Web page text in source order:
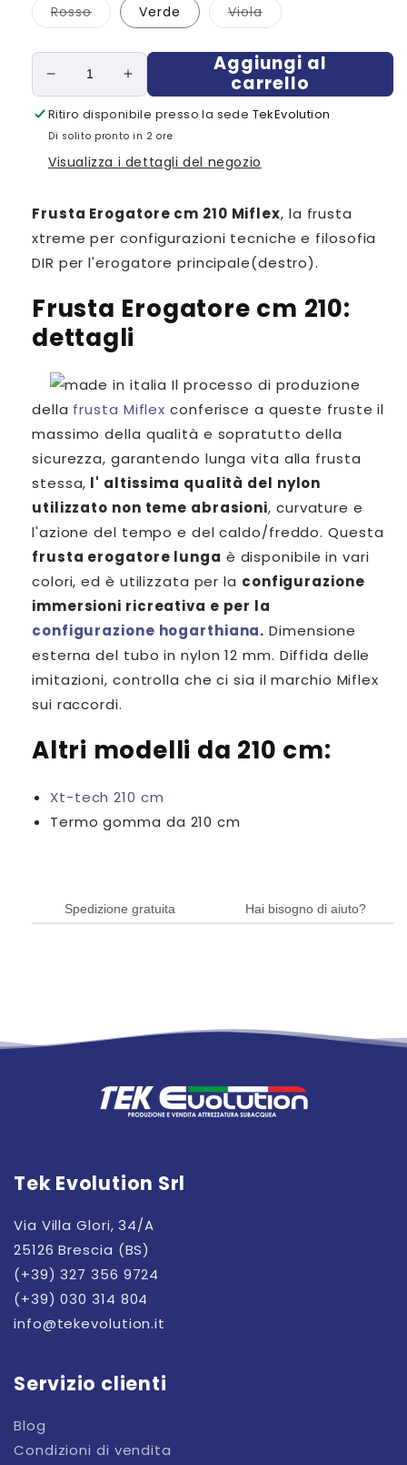
RossoVariante
esaurita
non
disponibile
Verde ViolaVariante
esaurita
non
disponibile
Diminuisci
quantità
per
Frusta
Erogatore
Aumenta
quantità
per
Frusta
Erogatore
Aggiungi al
carrello
Ritiro disponibile presso la sede TekEvolution
Di solito pronto in 2 ore
Visualizza i dettagli del negozio
Frusta Erogatore cm 210 Miflex, la frusta
xtreme per configurazioni tecniche e filosofia
DIR per l'erogatore principale(destro).
Frusta Erogatore cm 210:
dettagli
Il processo di produzione
della frusta Miflex conferisce a queste fruste il
massimo della qualità e sopratutto della
sicurezza, garantendo lunga vita alla frusta
stessa, l' altissima qualità del nylon
utilizzato non teme abrasioni, curvature e
l'azione del tempo e del caldo/freddo. Questa
frusta erogatore lunga è disponibile in vari
colori, ed è utilizzata per la configurazione
immersioni ricreativa e per la
configurazione hogarthiana. Dimensione
esterna del tubo in nylon 12 mm. Diffida delle
imitazioni, controlla che ci sia il marchio Miflex
sui raccordi.
Altri modelli da 210 cm:
Xt-tech 210 cm
Termo gomma da 210 cm
Spedizione gratuita Hai bisogno di aiuto?
Tek Evolution Srl
Via Villa Glori, 34/A
25126 Brescia (BS)
(+39) 327 356 9724
(+39) 030 314 804
info@tekevolution.it
Servizio clienti
Blog
Condizioni di vendita